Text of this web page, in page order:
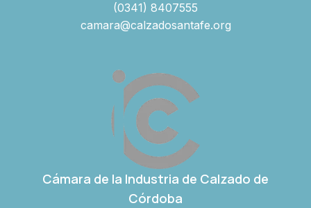
(0341) 8407555
camara@calzadosantafe.org
Cámara de la Industria de Calzado de
Córdoba